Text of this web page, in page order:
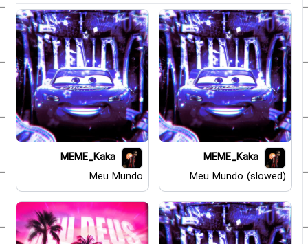
MEME_Kaka
Meu Mundo (slowed)
MEME_Kaka
Meu Mundo